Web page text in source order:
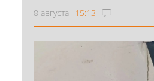
8 августа 15:13